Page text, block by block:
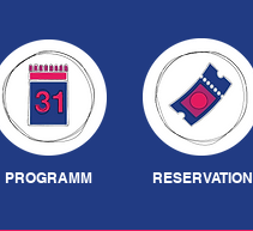
PROGRAMM RESERVATION